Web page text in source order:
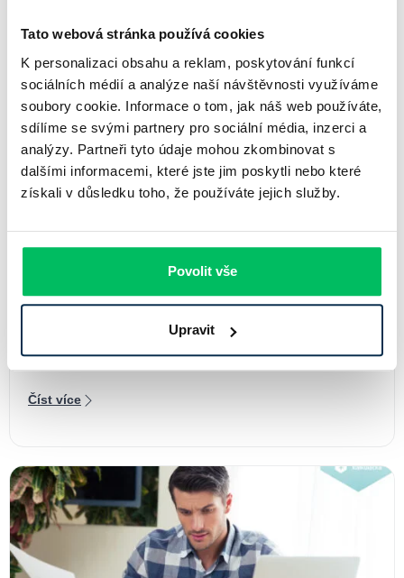
Tato webová stránka používá cookies
K personalizaci obsahu a reklam, poskytování funkcí
sociálních médií a analýze naší návštěvnosti využíváme
soubory cookie. Informace o tom, jak náš web používáte,
sdílíme se svými partnery pro sociální média, inzerci a
analýzy. Partneři tyto údaje mohou zkombinovat s
dalšími informacemi, které jste jim poskytli nebo které
získali v důsledku toho, že používáte jejich služby.
Povolit vše
Upravit
Související články
Aktuální a historický vývoj inflace 2020-2025
30.09.2025
Číst více